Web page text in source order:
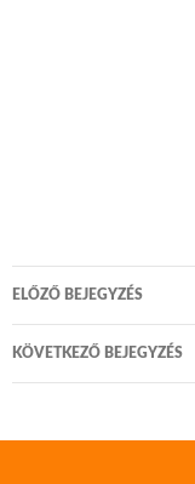
Bejegyzés
navigáció
ELŐZŐ BEJEGYZÉS
KÖVETKEZŐ BEJEGYZÉS